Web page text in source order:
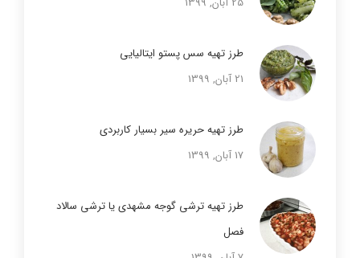
طرز تهیه سس پستو ایتالیایی
21 آبان, 1399
طرز تهیه حریره سیر بسیار کاربردی
17 آبان, 1399
طرز تهیه ترشی گوجه مشهدی یا ترشی سالاد
فصل